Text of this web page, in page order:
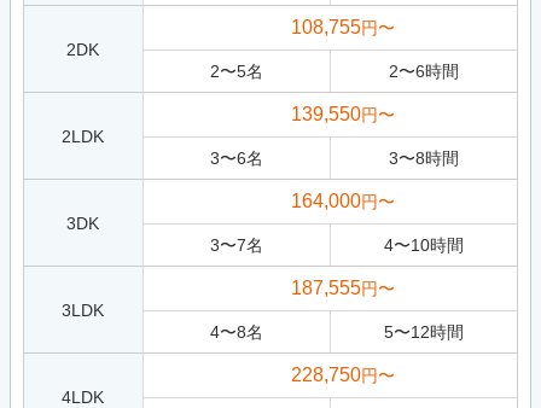
2DK
108,755円〜
2〜5名 2〜6時間
2LDK
139,550円〜
3〜6名 3〜8時間
3DK
164,000円〜
3〜7名 4〜10時間
3LDK
187,555円〜
4〜8名 5〜12時間
4LDK
228,750円〜